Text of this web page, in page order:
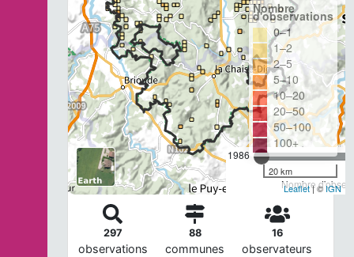
1986
Nombre
Nombre
d'observations
0–1
1–2
2–5
5–10
10–20
20–50
50–100
100+
20 km
Leaflet| ©IGN
297
observations
88
communes
16
observateurs